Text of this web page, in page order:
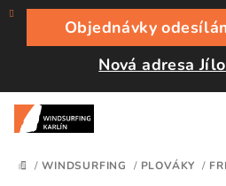
Přejít
obsah
Objednávky
Nová adresa
DOMŮ
/ WINDSURFING / PLOVÁKY /